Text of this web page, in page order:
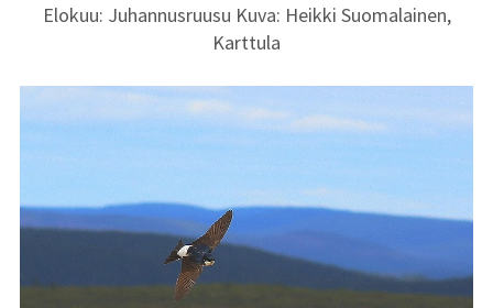
Elokuu: Juhannusruusu Kuva: Heikki Suomalainen,
Karttula